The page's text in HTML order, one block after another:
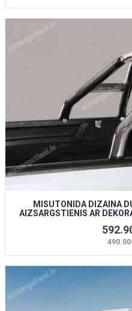
MISUTONIDA DIZAINA
AIZSARGSTIENIS AR